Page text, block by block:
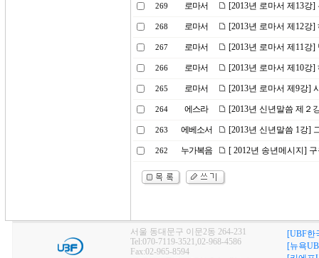
269 로마서 [2013년 로마서 제13강
268 로마서 [2013년 로마서 제12강
267 로마서 [2013년 로마서 제11강
266 로마서 [2013년 로마서 제10강
265 로마서 [2013년 로마서 제9강]
264 에스라 [2013년 신년말씀 제２
263 에베소서 [2013년 신년말씀 1강]
262 누가복음 [ 2012년 송년메시지]
서울 동대문구 이문2동 264-231
Tel:070-7119-3521,02-968-4586
Fax:02-965-8594
[UBF한
[뉴욕